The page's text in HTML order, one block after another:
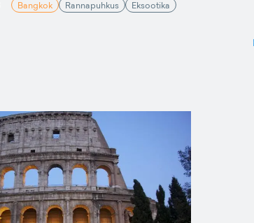
Bangkok Rannapuhkus Eksootika